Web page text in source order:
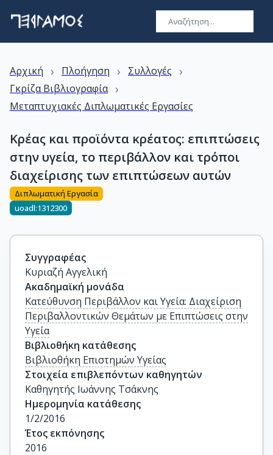
Αρχική › Πλοήγηση › Συλλογές ›
Γκρίζα Βιβλιογραφία ›
Μεταπτυχιακές Διπλωματικές Εργασίες
Κρέας και προϊόντα κρέατος: επιπτώσεις
στην υγεία, το περιβάλλον και τρόποι
διαχείρισης των επιπτώσεων αυτών
Διπλωματική Εργασία
uoadl:1312300
Συγγραφέας
Κυριαζή Αγγελική
Ακαδημαϊκή μονάδα
Κατεύθυνση Περιβάλλον και Υγεία: Διαχείριση
Περιβαλλοντικών Θεμάτων με Επιπτώσεις στην
Υγεία
Βιβλιοθήκη κατάθεσης
Βιβλιοθήκη Επιστημών Υγείας
Στοιχεία επιβλεπόντων καθηγητών
Καθηγητής Ιωάννης Τσάκνης
Ημερομηνία κατάθεσης
1/2/2016
Έτος εκπόνησης
2016